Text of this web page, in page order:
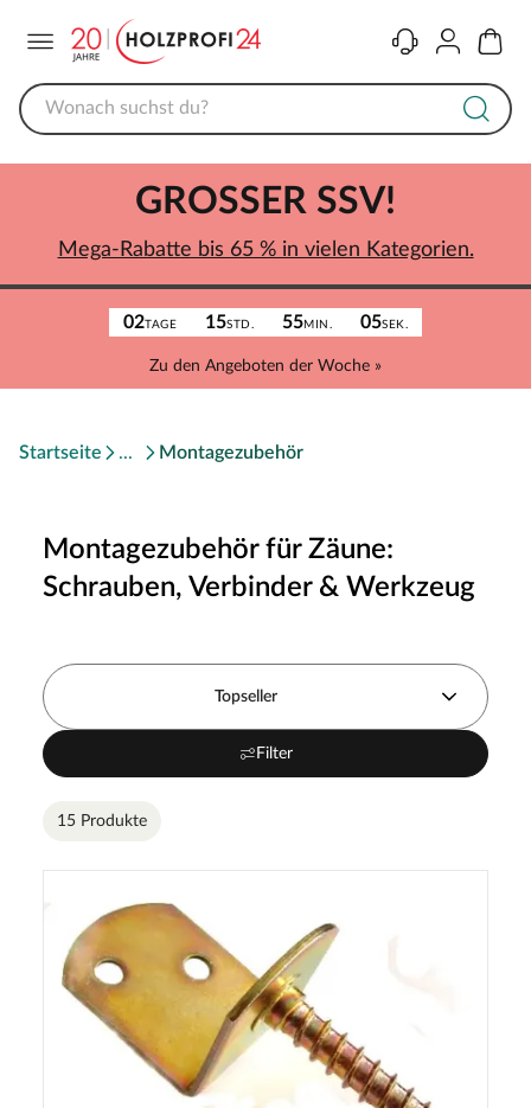
KontaktKonto
02TAGE 15STD. 55MIN. 05SEK.
Zu den Angeboten der Woche »
GROSSER SSV!
Mega-Rabatte bis 65 % in vielen Kategorien.
Startseite Montagezubehör
Montagezubehör für Zäune:
Schrauben, Verbinder & Werkzeug
Topseller
Filter
15 Produkte